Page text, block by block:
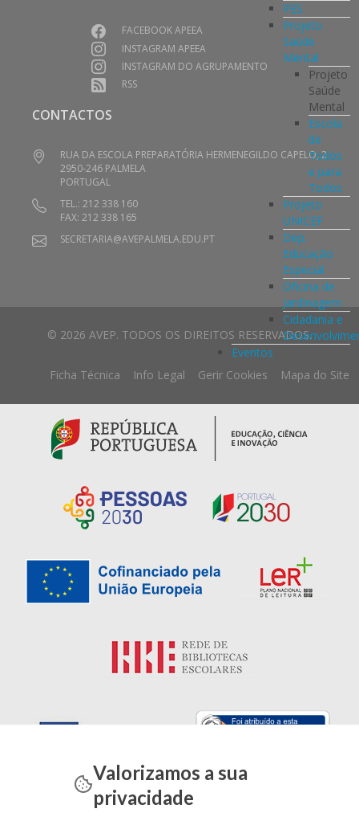
PES
Projeto
Saúde
Mental
Projeto
Saúde
Mental
Escola
de
Todos
e para
Todos
Projeto
UNICEF
Dep.
Educação
Especial
Oficina de
Jardinagem
Cidadania e
Eventos
FACEBOOK APEEA
INSTAGRAM APEEA
INSTAGRAM DO AGRUPAMENTO
RSS
CONTACTOS
RUA DA ESCOLA PREPARATÓRIA HERMENEGILDO CAPELO, 2
2950-246 PALMELA
PORTUGAL
TEL.: 212 338 160
FAX: 212 338 165
SECRETARIA@AVEPALMELA.EDU.PT
© 2026 AVEP. TODOS OS DIREITOS RESERVADOS.
Ficha Técnica Info Legal Gerir Cookies Mapa do Site
Valorizamos a sua
privacidade